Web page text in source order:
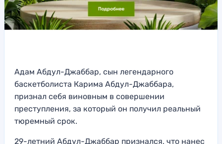
Адам Абдул-Джаббар, сын легендарного
баскетболиста Карима Абдул-Джаббара,
признал себя виновным в совершении
преступления, за который он получил реальный
тюремный срок.
29-летний Абдул-Джаббар признался, что нанес